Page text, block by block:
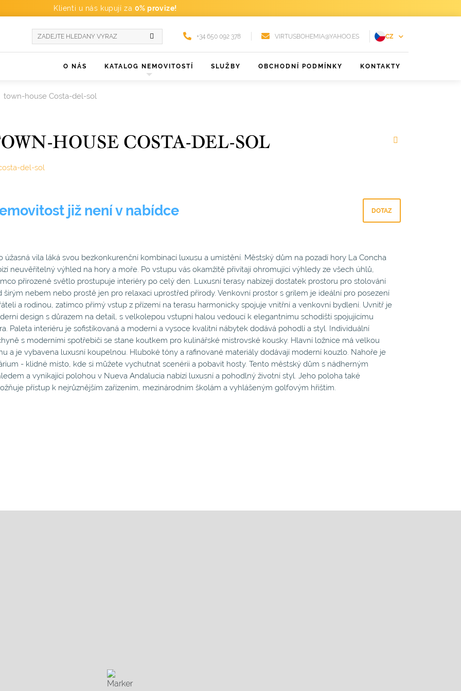
Klienti u nás kupují za 0% provize!
+34 650 092 378 VIRTUSBOHEMIA@YAHOO.ES CZ
O NÁS KATALOG NEMOVITOSTÍ SLUŽBY OBCHODNÍ PODMÍNKY KONTAKTY
town-house Costa-del-sol
HOUSE COSTA-DEL-SOL
del-sol
již není v nabídce DOTAZ
úžasná vila láká svou bezkonkurenční kombinací luxusu a umístění. Městský dům na pozadí hory La Concha
neuvěřitelný výhled na hory a moře. Po vstupu vás okamžitě přivítají ohromující výhledy ze všech úhlů,
přirozené světlo prostupuje interiéry po celý den. Luxusní terasy nabízejí dostatek prostoru pro stolování
širým nebem nebo prostě jen pro relaxaci uprostřed přírody. Venkovní prostor s grilem je ideální pro posezení
a rodinou, zatímco přímý vstup z přízemí na terasu harmonicky spojuje vnitřní a venkovní bydlení. Uvnitř je
design s důrazem na detail, s velkolepou vstupní halou vedoucí k elegantnímu schodišti spojujícímu
Paleta interiéru je sofistikovaná a moderní a vysoce kvalitní nábytek dodává pohodlí a styl. Individuální
s moderními spotřebiči se stane koutkem pro kulinářské mistrovské kousky. Hlavní ložnice má velkou
a je vybavena luxusní koupelnou. Hluboké tóny a rafinované materiály dodávají moderní kouzlo. Nahoře je
- klidné místo, kde si můžete vychutnat scenérii a pobavit hosty. Tento městský dům s nádherným
a vynikající polohou v Nueva Andalucia nabízí luxusní a pohodlný životní styl. Jeho poloha také
přístup k nejrůznějším zařízením, mezinárodním školám a vyhlášeným golfovým hřištím.